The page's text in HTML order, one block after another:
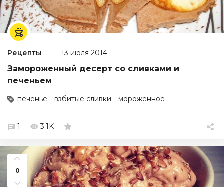
Рецепты 13 июля 2014
Замороженный десерт со сливками и
печеньем
печенье взбитые сливки мороженное
1 3.1K
0